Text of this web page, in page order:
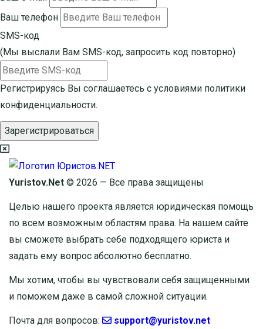
Ваш телефон
SMS-код
(Мы выслали Вам SMS-код, запросить код повторно)
Регистрируясь Вы соглашаетесь с условиями политики
конфиденциальности.
Зарегистрироваться
Yuristov.Net © 2026 — Все права защищены
Целью нашего проекта является юридическая помощь
по всем возможным областям права. На нашем сайте
вы сможете выбрать себе подходящего юриста и
задать ему вопрос абсолютно бесплатно.
Мы хотим, чтобы вы чувствовали себя защищенными
и поможем даже в самой сложной ситуации.
Почта для вопросов: support@yuristov.net